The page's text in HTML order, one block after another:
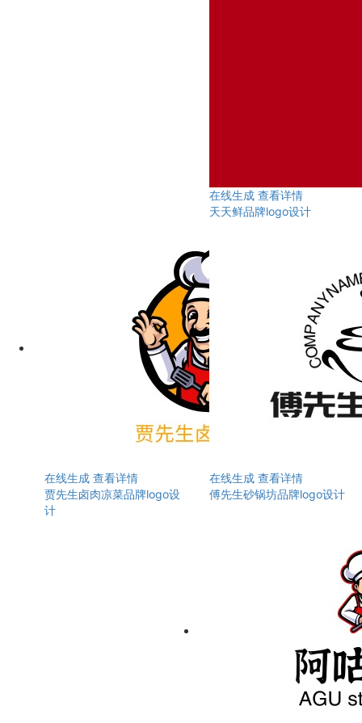
在线生成 查看详情
天天鲜品牌logo设计
在线生成 查看详情
贾先生卤肉凉菜品牌logo设
计
在线生成 查看详情
傅先生砂锅坊品牌logo设计